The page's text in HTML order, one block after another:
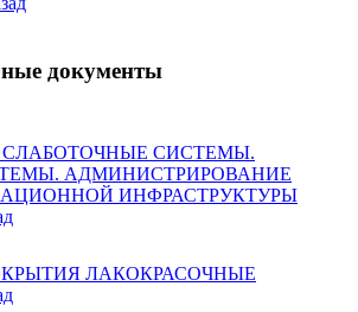
документы
СЛАБОТОЧНЫЕ СИСТЕМЫ.
АДМИНИСТРИРОВАНИЕ
ИНФРАСТРУКТУРЫ
ЛАКОКРАСОЧНЫЕ